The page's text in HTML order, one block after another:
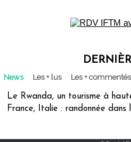
News Les + lus Les + commentés
Le Rwanda, un tourisme à
France, Italie : randonnée